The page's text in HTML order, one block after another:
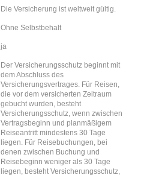
Die Versicherung ist weltweit gültig.
Ohne Selbstbehalt
ja
Der Versicherungsschutz beginnt mit
dem Abschluss des
Versicherungsvertrages. Für Reisen,
die vor dem versicherten Zeitraum
gebucht wurden, besteht
Versicherungsschutz, wenn zwischen
Vertragsbeginn und planmäßigem
Reiseantritt mindestens 30 Tage
liegen. Für Reisebuchungen, bei
denen zwischen Buchung und
Reisebeginn weniger als 30 Tage
liegen, besteht Versicherungsschutz,